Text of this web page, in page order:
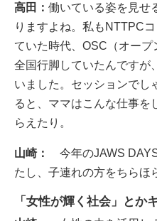
高田： 働いている姿を見せ
りますよね。私もNTTPC
ていた時代、OSC（オー
全国行脚していたんですが
いました。セッションでし
ると、ママはこんな仕事を
らえたり。
山崎：
今年のJAWS
たし、子連れの方をちらほ
「女性が輝く社会」とか